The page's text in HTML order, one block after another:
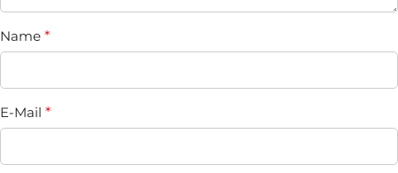
Name *
E-Mail *